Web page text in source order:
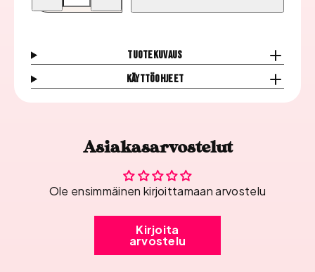
Club
Club
Tuotekuvaus
Käyttöohjeet
Asiakasarvostelut
Ole ensimmäinen kirjoittamaan arvostelu
Kirjoita
arvostelu